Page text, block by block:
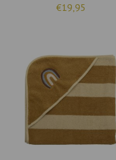
€19,95